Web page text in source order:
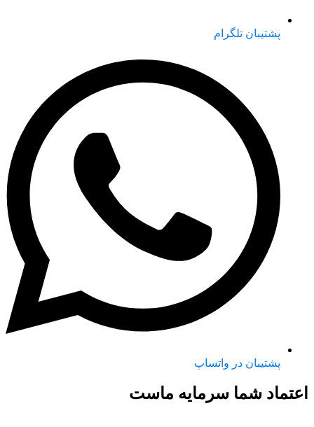
پشتیبان تلگرام
پشتیبان در واتساپ
اعتماد شما سرمایه ماست